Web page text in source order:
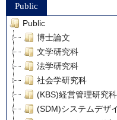
Public
Public
博士論文
文学研究科
法学研究科
社会学研究科
(KBS)経営管理研究科
(SDM)システムデザ